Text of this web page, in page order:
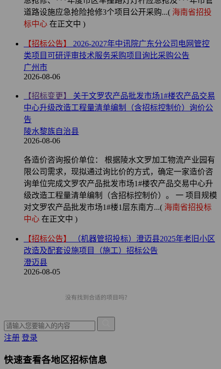
道路设施应急抢险抢修3个项目公开采购...( 海南省招投
标中心 在正文中 )
【招标公告】
2026-2027年中讯院广东分公司电网管控
类项目可研评审技术服务采购项目询比采购公告
广州市
2026-08-06
【招标变更】
关于文罗农产品批发市场1#楼农产品交易
中心升级改造工程量清单编制（含招标控制价）询价公
告
陵水黎族自治县
2026-08-06
各造价咨询报价单位： 根据陵水文罗加工物流产业园有
限公司需求，现拟通过询比价的方式，确定一家造价咨
询单位完成文罗农产品批发市场1#楼农产品交易中心升
级改造工程量清单编制（含招标控制价）。 一 项目规模
对文罗农产品批发市场1#楼1层东南方...( 海南省招投标
中心 在正文中 )
【招标公告】
（机器管招投标）澄迈县2025年老旧小区
改造及配套设施项目（施工）招标公告
澄迈县
2026-08-05
注册 登录
快速查看各地区招标信息